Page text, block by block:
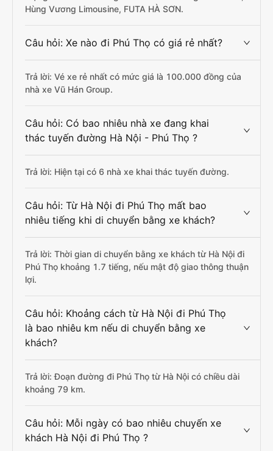
Hùng Vương Limousine, FUTA HÀ SƠN.
Câu hỏi: Xe nào đi Phú Thọ có giá rẻ nhất?
Trả lời: Vé xe rẻ nhất có mức giá là 100.000 đồng của
nhà xe Vũ Hán Group.
Câu hỏi: Có bao nhiêu nhà xe đang khai
thác tuyến đường Hà Nội - Phú Thọ ?
Trả lời: Hiện tại có 6 nhà xe khai thác tuyến đường.
Câu hỏi: Từ Hà Nội đi Phú Thọ mất bao
nhiêu tiếng khi di chuyển bằng xe khách?
Trả lời: Thời gian di chuyển bằng xe khách từ Hà Nội đi
Phú Thọ khoảng 1.7 tiếng, nếu mật độ giao thông thuận
lợi.
Câu hỏi: Khoảng cách từ Hà Nội đi Phú Thọ
là bao nhiêu km nếu di chuyển bằng xe
khách?
Trả lời: Đoạn đường đi Phú Thọ từ Hà Nội có chiều dài
khoảng 79 km.
Câu hỏi: Mỗi ngày có bao nhiêu chuyến xe
khách Hà Nội đi Phú Thọ ?